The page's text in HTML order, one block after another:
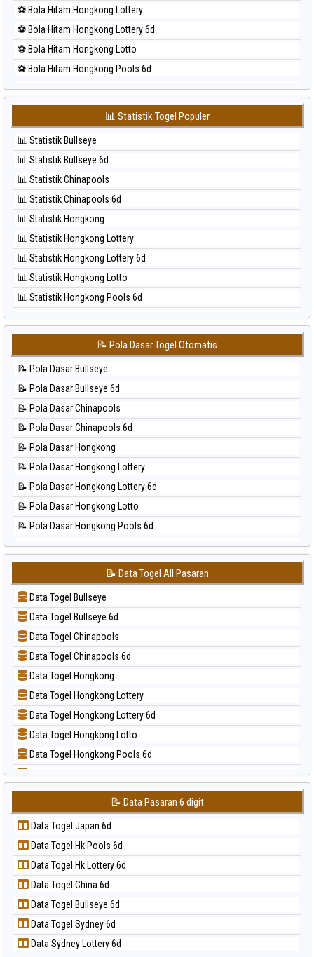
⚽ Bola Merah Sao Paulo
⚽ Bola Merah Singapore
⚽ Bola Merah Sydney
⚽ Bola Merah Sydney Lottery
⚽ Bola Merah Sydney Lottery 6d
⚽ Bola Merah Sydney Lotto
⚽ Bola Merah Sydney Pools 6d
⚽ Bola Merah Taipei
⚽ Bola Merah Taiwan
⚽ Bola Hitam Hongkong Lottery
⚽ Bola Hitam Hongkong Lottery 6d
⚽ Bola Hitam Hongkong Lotto
⚽ Bola Hitam Hongkong Pools 6d
⚽ Bola Hitam Japan
⚽ Bola Hitam Japan 6d
⚽ Bola Hitam Korea
⚽ Bola Hitam Kuda Lari
⚽ Bola Hitam Magnum Cambodia
⚽ Bola Hitam Nagoya
⚽ Bola Hitam North Carolina Day
⚽ Bola Hitam Pcso
⚽ Bola Hitam Sao Paulo
⚽ Bola Hitam Singapore
⚽ Bola Hitam Sydney
⚽ Bola Hitam Sydney Lottery
⚽ Bola Hitam Sydney Lottery 6d
⚽ Bola Hitam Sydney Lotto
⚽ Bola Hitam Sydney Pools 6d
⚽ Bola Hitam Taipei
⚽ Bola Hitam Taiwan
📊 Statistik Togel Populer
📊 Statistik Bullseye
📊 Statistik Bullseye 6d
📊 Statistik Chinapools
📊 Statistik Chinapools 6d
📊 Statistik Hongkong
📊 Statistik Hongkong Lottery
📊 Statistik Hongkong Lottery 6d
📊 Statistik Hongkong Lotto
📊 Statistik Hongkong Pools 6d
📊 Statistik Japan
📊 Statistik Japan 6d
📊 Statistik Korea
📊 Statistik Kuda Lari
📊 Statistik Magnum Cambodia
📊 Statistik Nagoya
📊 Statistik New York Midday
📊 Statistik North Carolina Day
📊 Statistik Pcso
📊 Statistik Pennsylvania Day
📊 Statistik Sao Paulo
📊 Statistik Singapore
📊 Statistik Sydney
📊 Statistik Sydney Lottery
📊 Statistik Sydney Lottery 6d
📊 Statistik Sydney Lotto
📊 Statistik Sydney Pools 6d
📊 Statistik Taipei
📊 Statistik Taiwan
📝 Pola Dasar Togel Otomatis
📝 Pola Dasar Bullseye
📝 Pola Dasar Bullseye 6d
📝 Pola Dasar Chinapools
📝 Pola Dasar Chinapools 6d
📝 Pola Dasar Hongkong
📝 Pola Dasar Hongkong Lottery
📝 Pola Dasar Hongkong Lottery 6d
📝 Pola Dasar Hongkong Lotto
📝 Pola Dasar Hongkong Pools 6d
📝 Pola Dasar Japan
📝 Pola Dasar Japan 6d
📝 Pola Dasar Korea
📝 Pola Dasar Kuda Lari
📝 Pola Dasar Magnum Cambodia
📝 Pola Dasar Nagoya
📝 Pola Dasar North Carolina Day
📝 Pola Dasar Pcso
📝 Pola Dasar Sao Paulo
📝 Pola Dasar Singapore
📝 Pola Dasar Sydney
📝 Pola Dasar Sydney Lottery
📝 Pola Dasar Sydney Lottery 6d
📝 Pola Dasar Sydney Lotto
📝 Pola Dasar Sydney Pools 6d
📝 Pola Dasar Taipei
📝 Pola Dasar Taiwan
📝 Data Togel All Pasaran
Data Togel Bullseye
Data Togel Bullseye 6d
Data Togel Chinapools
Data Togel Chinapools 6d
Data Togel Hongkong
Data Togel Hongkong Lottery
Data Togel Hongkong Lottery 6d
Data Togel Hongkong Lotto
Data Togel Hongkong Pools 6d
Data Togel Japan
Data Togel Japan 6d
Data Togel Korea
Data Togel Kuda Lari
Data Togel Magnum Cambodia
Data Togel Nagoya
Data Togel North Carolina Day
Data Togel Pcso
Data Togel Sao Paulo
Data Togel Singapore
📝 Data Pasaran 6 digit
Data Togel Japan 6d
Data Togel Hk Pools 6d
Data Togel Hk Lottery 6d
Data Togel China 6d
Data Togel Bullseye 6d
Data Togel Sydney 6d
Data Sydney Lottery 6d